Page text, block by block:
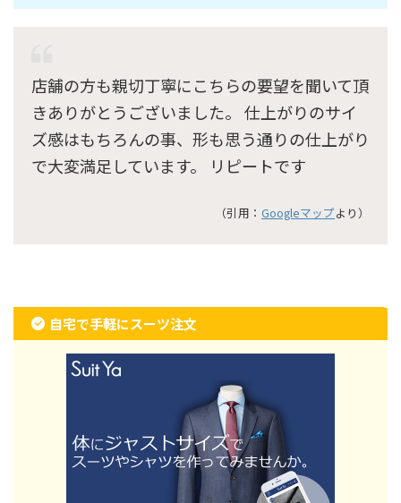
店舗の方も親切丁寧にこちらの要望を聞いて頂
きありがとうございました。 仕上がりのサイ
ズ感はもちろんの事、形も思う通りの仕上がり
で大変満足しています。 リピートです
（引用： Googleマップより）
自宅で手軽にスーツ注文